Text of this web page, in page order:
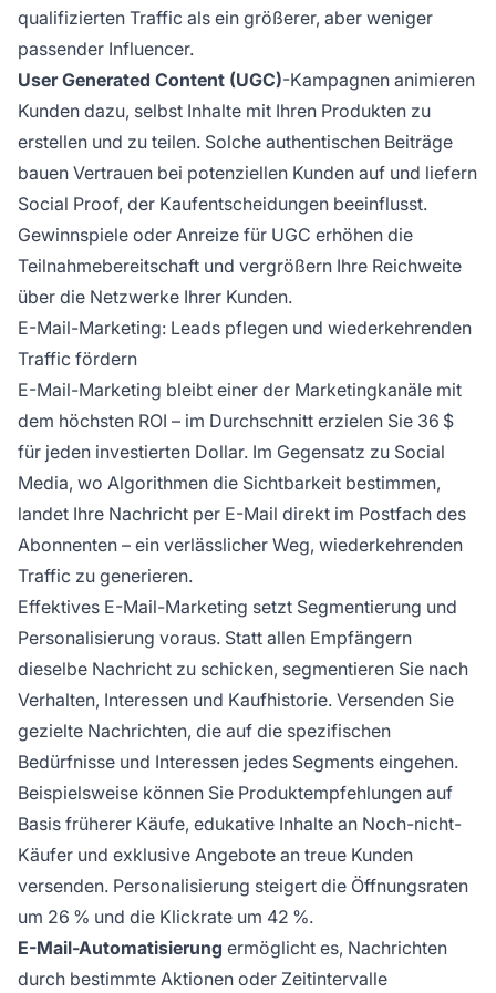
qualifizierten Traffic als ein größerer, aber weniger
passender Influencer.
User Generated Content (UGC)-Kampagnen animieren
Kunden dazu, selbst Inhalte mit Ihren Produkten zu
erstellen und zu teilen. Solche authentischen Beiträge
bauen Vertrauen bei potenziellen Kunden auf und liefern
Social Proof, der Kaufentscheidungen beeinflusst.
Gewinnspiele oder Anreize für UGC erhöhen die
Teilnahmebereitschaft und vergrößern Ihre Reichweite
über die Netzwerke Ihrer Kunden.
E-Mail-Marketing: Leads pflegen und wiederkehrenden
Traffic fördern
E-Mail-Marketing bleibt einer der Marketingkanäle mit
dem höchsten ROI – im Durchschnitt erzielen Sie 36 $
für jeden investierten Dollar. Im Gegensatz zu Social
Media, wo Algorithmen die Sichtbarkeit bestimmen,
landet Ihre Nachricht per E-Mail direkt im Postfach des
Abonnenten – ein verlässlicher Weg, wiederkehrenden
Traffic zu generieren.
Effektives E-Mail-Marketing setzt Segmentierung und
Personalisierung voraus. Statt allen Empfängern
dieselbe Nachricht zu schicken, segmentieren Sie nach
Verhalten, Interessen und Kaufhistorie. Versenden Sie
gezielte Nachrichten, die auf die spezifischen
Bedürfnisse und Interessen jedes Segments eingehen.
Beispielsweise können Sie Produktempfehlungen auf
Basis früherer Käufe, edukative Inhalte an Noch-nicht-
Käufer und exklusive Angebote an treue Kunden
versenden. Personalisierung steigert die Öffnungsraten
um 26 % und die Klickrate um 42 %.
E-Mail-Automatisierung ermöglicht es, Nachrichten
durch bestimmte Aktionen oder Zeitintervalle